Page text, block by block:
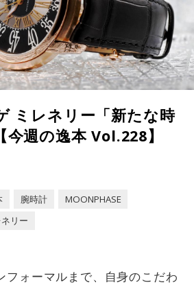
ミレネリー「新たな時
週の逸本 Vol.228】
腕時計
MOONPHASE
ネリー
フォーマルまで、自身のこだわ